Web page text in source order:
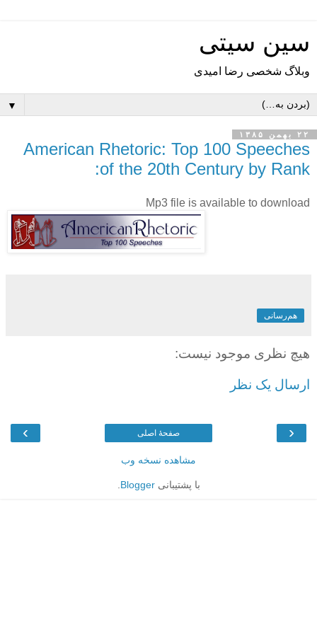
سین سیتی
وبلاگ شخصی رضا امیدی
▼
۲۲ بهمن ۱۳۸۵
American Rhetoric: Top 100 Speeches
of the 20th Century by Rank:
Mp3 file is available to download
هم‌رسانی
هیچ نظری موجود نیست:
ارسال یک نظر
‹
› صفحهٔ اصلی
مشاهده نسخه وب
با پشتیبانیBlogger
.